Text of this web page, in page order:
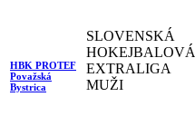
HBK PROTEF
Považská
Bystrica
SLOVENSKÁ
HOKEJBALOVÁ
EXTRALIGA
MUŽI